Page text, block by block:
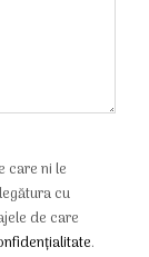
care ni le
cu
de care
.